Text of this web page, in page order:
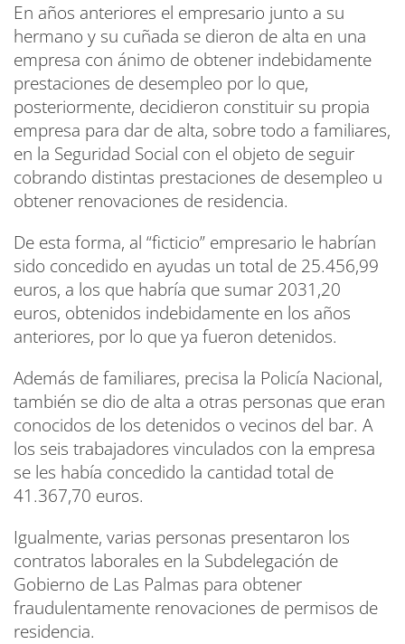
En años anteriores el empresario junto a su
hermano y su cuñada se dieron de alta en una
empresa con ánimo de obtener indebidamente
prestaciones de desempleo por lo que,
posteriormente, decidieron constituir su propia
empresa para dar de alta, sobre todo a familiares,
en la Seguridad Social con el objeto de seguir
cobrando distintas prestaciones de desempleo u
obtener renovaciones de residencia.
De esta forma, al “ficticio” empresario le habrían
sido concedido en ayudas un total de 25.456,99
euros, a los que habría que sumar 2031,20
euros, obtenidos indebidamente en los años
anteriores, por lo que ya fueron detenidos.
Además de familiares, precisa la Policía Nacional,
también se dio de alta a otras personas que eran
conocidos de los detenidos o vecinos del bar. A
los seis trabajadores vinculados con la empresa
se les había concedido la cantidad total de
41.367,70 euros.
Igualmente, varias personas presentaron los
contratos laborales en la Subdelegación de
Gobierno de Las Palmas para obtener
fraudulentamente renovaciones de permisos de
residencia.